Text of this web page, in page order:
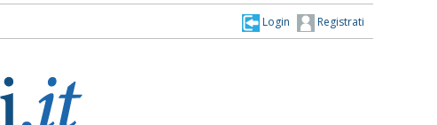
Registrati
Login